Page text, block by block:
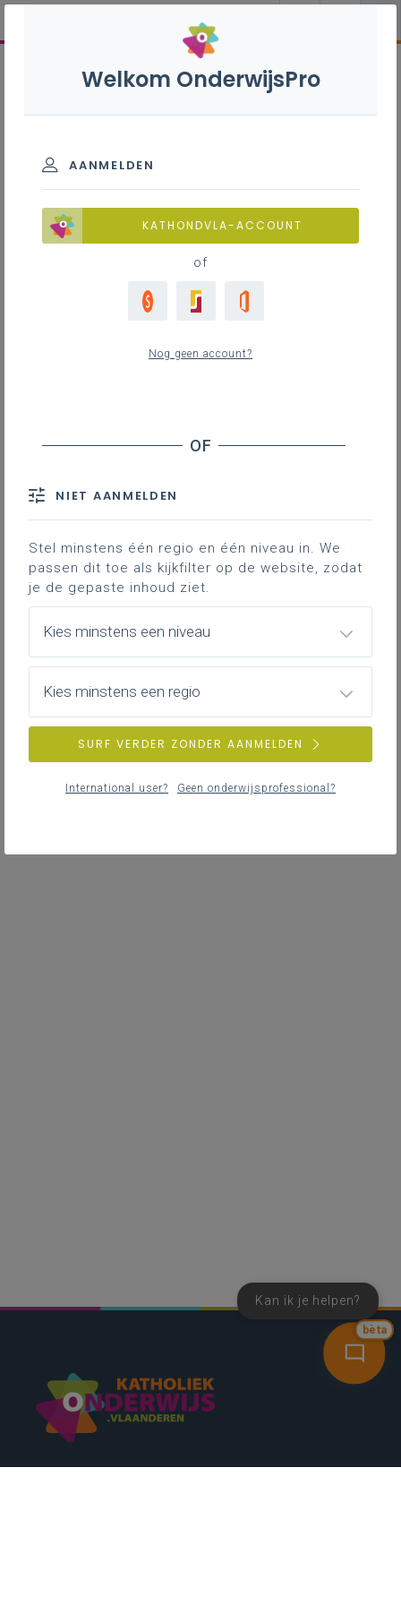
bèta
Kan ik je helpen?
Welkom OnderwijsPro
AANMELDEN
KATHONDVLA-ACCOUNT
of
Nog geen account?
NIET AANMELDEN
Stel minstens één regio en één niveau in. We
passen dit toe als kijkfilter op de website, zodat
je de gepaste inhoud ziet.
Kies minstens een niveau
Kies minstens een regio
SURF VERDER ZONDER AANMELDEN
International user? Geen onderwijsprofessional?